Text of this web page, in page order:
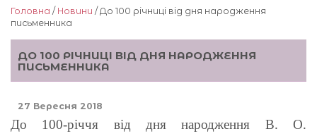
Головна / Новини / До 100 річниці від дня народження
письменника
ДО 100 РІЧНИЦІ ВІД ДНЯ НАРОДЖЕННЯ
ПИСЬМЕННИКА
27 Вересня 2018
До 100-річчя від дня народження В. О.